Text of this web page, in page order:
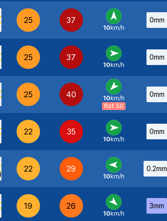
25 37
S -
10km/h
0mm
25 37
O -
10km/h
0mm
25 40
NE -
10km/h
Raf. 50
0mm
22 35
O -
10km/h
0mm
22 29
E -
10km/h
0.2mm
19 26
NO -
10km/h
3mm